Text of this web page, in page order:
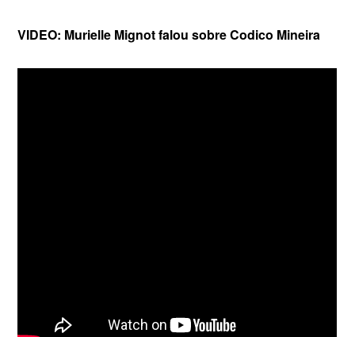
VIDEO: Murielle Mignot falou sobre Codico Mineira